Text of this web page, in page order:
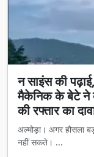
न साइंस की
मैकेनिक के बेटे ने
की रफ्तार का
अल्मोड़ा। अगर हौसला
नहीं सकते। ...